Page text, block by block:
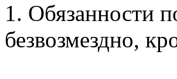
1. Обязанности
безвозмездно,